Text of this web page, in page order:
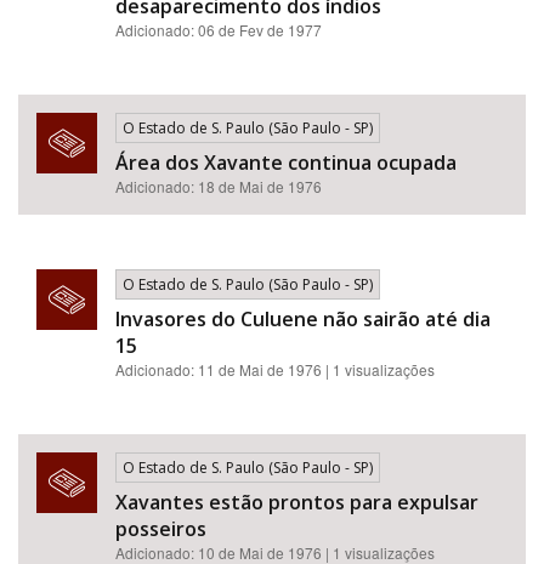
desaparecimento dos índios
Adicionado: 06 de Fev de 1977
O Estado de S. Paulo (São Paulo - SP)
Área dos Xavante continua ocupada
Adicionado: 18 de Mai de 1976
O Estado de S. Paulo (São Paulo - SP)
Invasores do Culuene não sairão até dia
15
Adicionado: 11 de Mai de 1976 | 1 visualizações
O Estado de S. Paulo (São Paulo - SP)
Xavantes estão prontos para expulsar
posseiros
Adicionado: 10 de Mai de 1976 | 1 visualizações